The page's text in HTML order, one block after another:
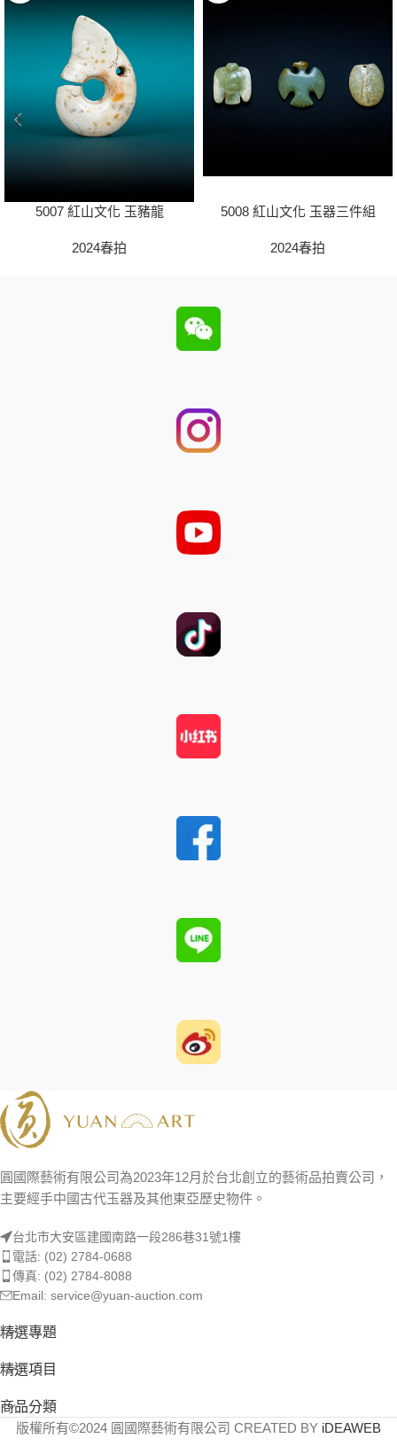
5007 紅山文化 玉豬龍
2024春拍
5008 紅山文化 玉器三件組
2024春拍
圓國際藝術有限公司為2023年12月於台北創立的藝術品拍賣公司，
主要經手中國古代玉器及其他東亞歷史物件。
台北市大安區建國南路一段286巷31號1樓
電話: (02) 2784-0688
傳真: (02) 2784-8088
Email: service@yuan-auction.com
精選專題
精選項目
商品分類
版權所有©2024 圓國際藝術有限公司 CREATED BY iDEAWEB